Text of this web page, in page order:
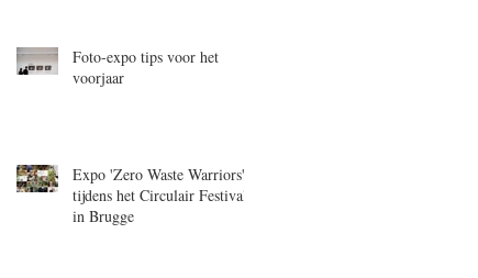
Foto-expo tips voor het
voorjaar
Expo 'Zero Waste Warriors'
tijdens het Circulair Festival
in Brugge